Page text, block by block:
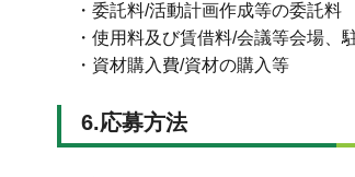
・委託料/活動計画作成等の委託料
・使用料及び賃借料/会議等会場
・資材購入費/資材の購入等
6.応募方法